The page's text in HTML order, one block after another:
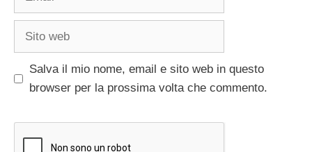
Sito
Salva il mio nome, email e sito web in questo
browser per la prossima volta che commento.